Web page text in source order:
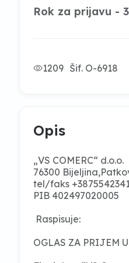
Rok za prijavu -
1209 Šif. O-6918
Opis
„VS COMERC“
76300
tel/faks
PIB 402497020005
Raspisuje:
OGLAS ZA PRIJEM